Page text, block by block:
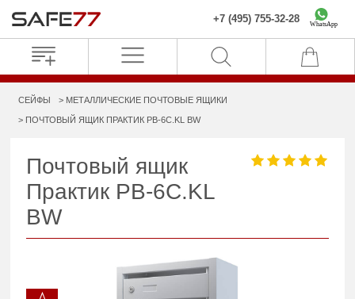
+7 (495) 755-32-28 WhatsApp
СЕЙФЫ МЕТАЛЛИЧЕСКИЕ ПОЧТОВЫЕ ЯЩИКИ
ПОЧТОВЫЙ ЯЩИК ПРАКТИК PB-6C.KL BW
Почтовый ящик
Практик PB-6C.KL
BW